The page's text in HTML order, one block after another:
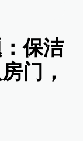
保洁
门，